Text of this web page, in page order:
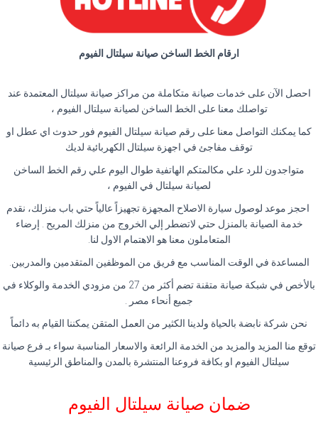
ارقام الخط الساخن صيانة سيلتال الفيوم
احصل الآن على خدمات صيانة متكاملة من مراكز صيانة سيلتال المعتمدة عند
تواصلك معنا على الخط الساخن لصيانة سيلتال الفيوم ،
كما يمكنك التواصل معنا على رقم صيانة سيلتال الفيوم فور حدوث اي عطل او
توقف مفاجئ في اجهزة سيلتال الكهربائية لديك
متواجدون للرد علي مكالمتكم الهاتفية طوال اليوم علي رقم الخط الساخن
لصيانة سيلتال في الفيوم ،
احجز موعد لوصول سيارة الاصلاح المجهزة تجهيزاً عالياً حتي باب منزلك، نقدم
خدمة الصيانة بالمنزل حتي لاتضطر إلي الخروج من منزلك المريح . إرضاء
المتعاملون معنا هو الاهتمام الاول لنا.
المساعدة في الوقت المناسب مع فريق من الموظفين المتقدمين والمدربين.
بالأخص في شبكة صيانة متقنة تضم أكثر من 27 من مزودي الخدمة والوكلاء في
جميع أنحاء مصر .
نحن شركة نابضة بالحياة ولدينا الكثير من العمل المتقن يمكننا القيام به دائماً
توقع منا المزيد والمزيد من الخدمة الرائعة والاسعار المناسبة سواء بـ فرع صيانة
سيلتال الفيوم او بكافة فروعنا المنتشرة بالمدن والمناطق الرئيسية
ضمان صيانة سيلتال الفيوم